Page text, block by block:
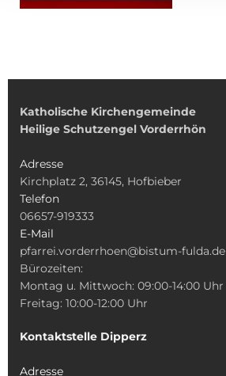
Katholische Kirchengemeinde
Heilige Schutzengel Vorderrhön
Adresse
Kirchplatz 2, 36145, Hofbieber
Telefon
06657-919333
E-Mail
pfarrei.vorderrhoen@bistum-fulda.de
Bürozeiten:
Montag u. Mittwoch: 09:00-14:00 Uhr
Freitag: 10:00-12:00 Uhr
Kontaktstelle Dipperz
Adresse